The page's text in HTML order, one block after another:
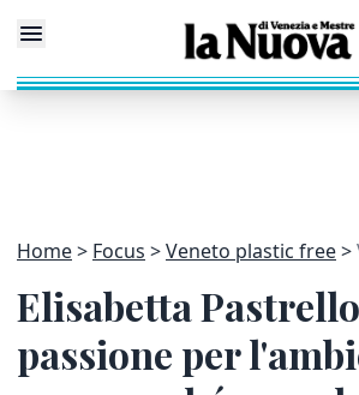
Home Focus Veneto plastic free
Elisabetta
passione per